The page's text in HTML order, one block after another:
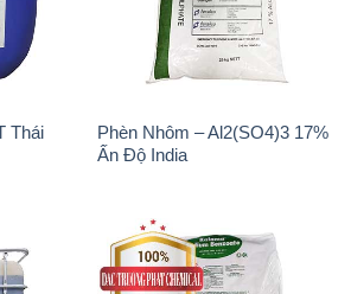
Thái
Phèn Nhôm – Al2(SO4)3 17%
Ấn Độ India